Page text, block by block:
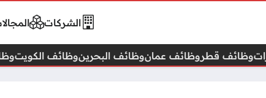
الشركات
وظائف قطروظائف عمانوظائف البحرينوظائف الكويت